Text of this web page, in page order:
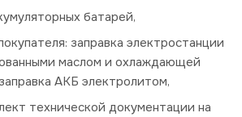
батарей,
заправка электростанции
маслом и охлаждающей
АКБ электролитом,
технической документации на